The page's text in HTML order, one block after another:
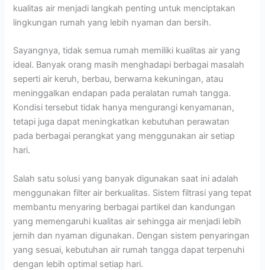
kualitas air menjadi langkah penting untuk menciptakan
lingkungan rumah yang lebih nyaman dan bersih.
Sayangnya, tidak semua rumah memiliki kualitas air yang
ideal. Banyak orang masih menghadapi berbagai masalah
seperti air keruh, berbau, berwarna kekuningan, atau
meninggalkan endapan pada peralatan rumah tangga.
Kondisi tersebut tidak hanya mengurangi kenyamanan,
tetapi juga dapat meningkatkan kebutuhan perawatan
pada berbagai perangkat yang menggunakan air setiap
hari.
Salah satu solusi yang banyak digunakan saat ini adalah
menggunakan filter air berkualitas. Sistem filtrasi yang tepat
membantu menyaring berbagai partikel dan kandungan
yang memengaruhi kualitas air sehingga air menjadi lebih
jernih dan nyaman digunakan. Dengan sistem penyaringan
yang sesuai, kebutuhan air rumah tangga dapat terpenuhi
dengan lebih optimal setiap hari.